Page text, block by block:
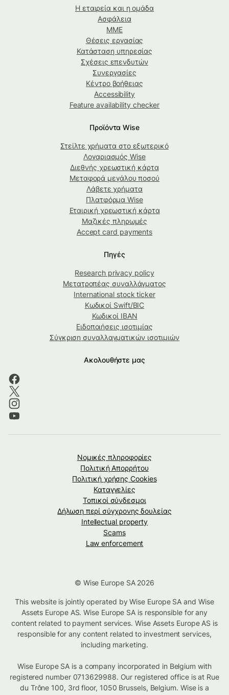
Η εταιρεία και η ομάδα
Ασφάλεια
ΜΜΕ
Θέσεις εργασίας
Κατάσταση υπηρεσίας
Σχέσεις επενδυτών
Συνεργασίες
Κέντρο βοήθειας
Accessibility
Feature availability checker
Προϊόντα Wise
Στείλτε χρήματα στο εξωτερικό
Λογαριασμός Wise
Διεθνής χρεωστική κάρτα
Μεταφορά μεγάλου ποσού
Λάβετε χρήματα
Πλατφόρμα Wise
Εταιρική χρεωστική κάρτα
Μαζικές πληρωμές
Accept card payments
Πηγές
Research privacy policy
Μετατροπέας συναλλάγματος
International stock ticker
Κωδικοί Swift/BIC
Κωδικοί IBAN
Ειδοποιήσεις ισοτιμίας
Σύγκριση συναλλαγματικών ισοτιμιών
Ακολουθήστε μας
Νομικές πληροφορίες
Πολιτική Απορρήτου
Πολιτική χρήσης Cookies
Καταγγελίες
Τοπικοί σύνδεσμοι
Δήλωση περί σύγχρονης δουλείας
Intellectual property
Scams
Law enforcement
© Wise Europe SA 2026
This website is jointly operated by Wise Europe SA and Wise
Assets Europe AS. Wise Europe SA is responsible for any
content related to payment services. Wise Assets Europe AS is
responsible for any content related to investment services,
including marketing.
Wise Europe SA is a company incorporated in Belgium with
registered number 0713629988. Our registered office is at Rue
du Trône 100, 3rd floor, 1050 Brussels, Belgium. Wise is a